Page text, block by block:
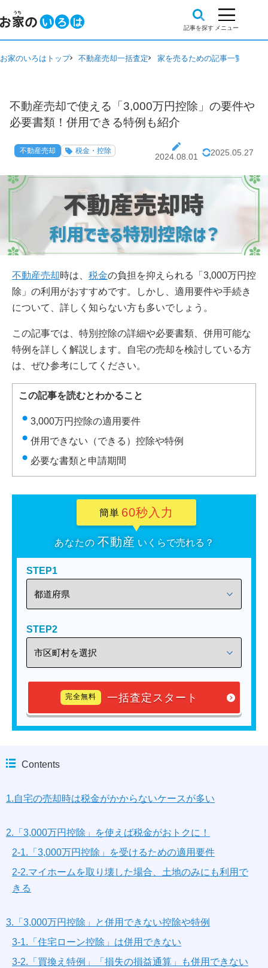
お家のいろはトップ 不動産売却一括査定 家を売るための記事一覧
不動産売却で使える「3,000万円控除」の要件や
必要書類！併用できる特例も紹介
不動産売却 税金・控除
2024.08.01 2025.05.27
不動産売却時は、 税金の負担を抑えられる「3,000万円控
除」の利用がおすすめです。しかし、適用要件や手続き
について、詳しく知らない方も多いでしょう。
この記事では、特別控除の詳細や必要書類、併用可能な
特例を詳しく解説します。自宅の売却を検討している方
は、ぜひ参考にしてください。
この記事を読むとわかること
3,000万円控除の適用要件
併用できない（できる）控除や特例
必要な書類と申請期間
簡単 60秒入力
あなたの 不動産 いくらで売れる？
STEP1
STEP2
完全無料 一括査定スタート
Contents
1.自宅の売却時は税金がかからないケースが多い
2.「3,000万円控除」を使えば税金がおトクに！
2-1.「3,000万円控除」を受けるための適用要件
2-2.マイホームを取り壊した場合、土地のみにも利用で
きる
3.「3,000万円控除」と併用できない控除や特例
3-1.「住宅ローン控除」は併用できない
3-2.「買換え特例」「損失の損益通算」も併用できない